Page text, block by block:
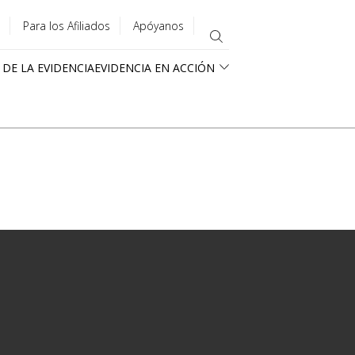
Para los Afiliados Apóyanos
LA EVIDENCIAEVIDENCIA EN ACCIÓN